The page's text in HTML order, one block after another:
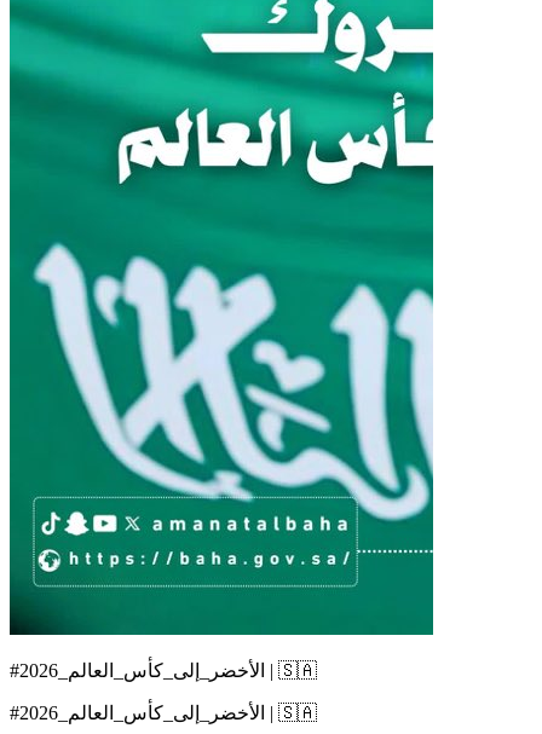
#الأخضر_إلى_كأس_العالم_2026 | 🇸🇦
#الأخضر_إلى_كأس_العالم_2026 | 🇸🇦